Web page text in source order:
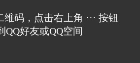
码，点击右上角 ··· 按钮
QQ好友或QQ空间